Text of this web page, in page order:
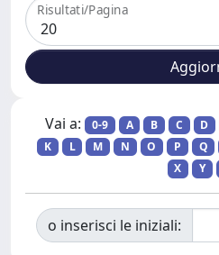
Risultati/Pagina
Vai a: 0-9 A B C D
K
L M N O P Q
X
Y
o inserisci le iniziali: